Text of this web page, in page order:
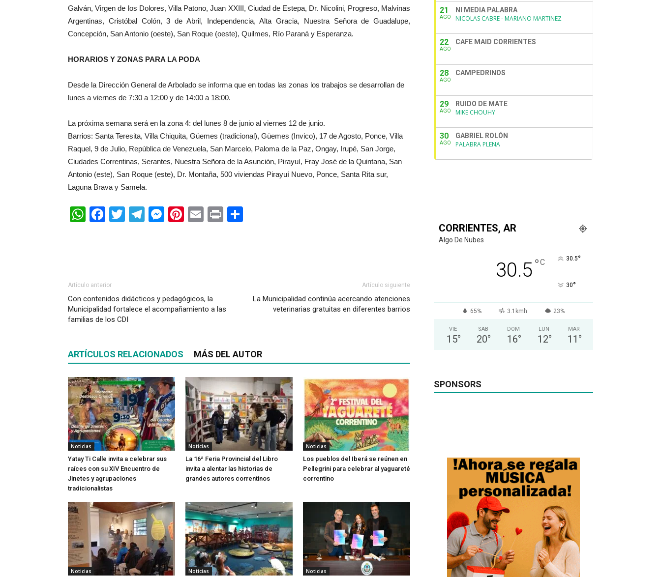
Galván, Virgen de los Dolores, Villa Patono, Juan XXIII, Ciudad de Estepa, Dr. Nicolini, Progreso, Malvinas
Argentinas, Cristóbal Colón, 3 de Abril, Independencia, Alta Gracia, Nuestra Señora de Guadalupe,
Concepción, San Antonio (oeste), San Roque (oeste), Quilmes, Río Paraná y Esperanza.
HORARIOS Y ZONAS PARA LA PODA
Desde la Dirección General de Arbolado se informa que en todas las zonas los trabajos se desarrollan de
lunes a viernes de 7:30 a 12:00 y de 14:00 a 18:00.
La próxima semana será en la zona 4: del lunes 8 de junio al viernes 12 de junio.
Barrios: Santa Teresita, Villa Chiquita, Güemes (tradicional), Güemes (Invico), 17 de Agosto, Ponce, Villa
Raquel, 9 de Julio, República de Venezuela, San Marcelo, Paloma de la Paz, Ongay, Irupé, San Jorge,
Ciudades Correntinas, Serantes, Nuestra Señora de la Asunción, Pirayuí, Fray José de la Quintana, San
Antonio (este), San Roque (este), Dr. Montaña, 500 viviendas Pirayuí Nuevo, Ponce, Santa Rita sur,
Laguna Brava y Samela.
WhatsApp
Facebook
TwitterTelegram
Messenger
Pinterest
EmailPrint
Artículo anterior
Con contenidos didácticos y pedagógicos, la
Municipalidad fortalece el acompañamiento a las
familias de los CDI
Artículo siguiente
La Municipalidad continúa acercando atenciones
veterinarias gratuitas en diferentes barrios
ARTÍCULOS RELACIONADOS MÁS DEL AUTOR
Noticias
Yatay Ti Calle invita a celebrar sus
raíces con su XIV Encuentro de
Jinetes y agrupaciones
tradicionalistas
Noticias
La 16ª Feria Provincial del Libro
invita a alentar las historias de
grandes autores correntinos
Noticias
Los pueblos del Iberá se reúnen en
Pellegrini para celebrar al yaguareté
correntino
Noticias Noticias Noticias
21
AGO
NI MEDIA PALABRA
NICOLAS CABRE - MARIANO MARTINEZ
22
AGO
CAFE MAID CORRIENTES
28
AGO
CAMPEDRINOS
29
AGO
RUIDO DE MATE
MIKE CHOUHY
30
AGO
GABRIEL ROLÓN
PALABRA PLENA
CORRIENTES, AR
Algo De Nubes
30.5°C 30.5°
30°
65% 3.1kmh 23%
VIE
15°
SAB
20°
DOM
16°
LUN
12°
MAR
11 °
SPONSORS